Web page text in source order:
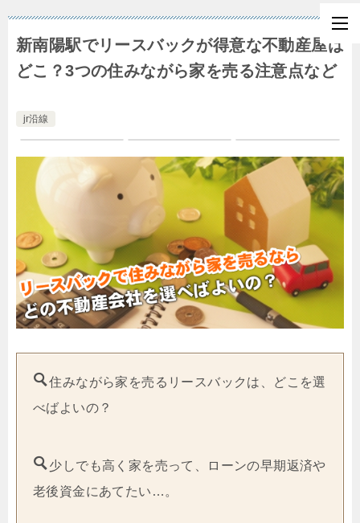
新南陽駅でリースバックが得意な不動産屋は
どこ？3つの住みながら家を売る注意点など
jr沿線
住みながら家を売るリースバックは、どこを選
べばよいの？
少しでも高く家を売って、ローンの早期返済や
老後資金にあてたい…。